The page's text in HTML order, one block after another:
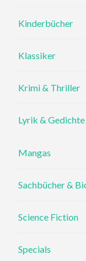
Kinderbücher
Klassiker
Krimi & Thriller
Lyrik & Gedichte
Mangas
Sachbücher &
Science Fiction
Specials